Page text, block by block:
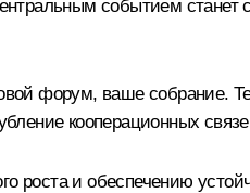
событием
форум, ваше собрание.
кооперационных
и обеспечению